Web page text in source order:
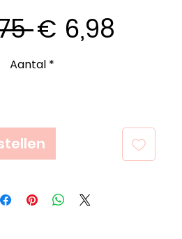
Normale
prijs
€ 6,98
Aantal *